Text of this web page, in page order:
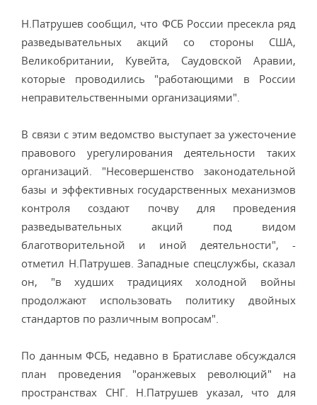
Н.Патрушев сообщил, что ФСБ России пресекла ряд
разведывательных акций со стороны США,
Великобритании, Кувейта, Саудовской Аравии,
которые проводились "работающими в России
неправительственными организациями".
В связи с этим ведомство выступает за ужесточение
правового урегулирования деятельности таких
организаций. "Несовершенство законодательной
базы и эффективных государственных механизмов
контроля создают почву для проведения
разведывательных акций под видом
благотворительной и иной деятельности", -
отметил Н.Патрушев. Западные спецслужбы, сказал
он, "в худших традициях холодной войны
продолжают использовать политику двойных
стандартов по различным вопросам".
По данным ФСБ, недавно в Братиславе обсуждался
план проведения "оранжевых революций" на
пространствах СНГ. Н.Патрушев указал, что для